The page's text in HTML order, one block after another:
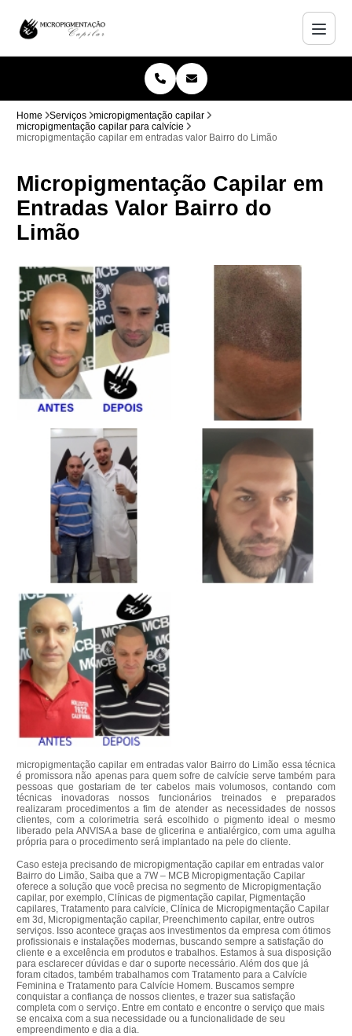
Home Serviços
micropigmentação capilar
micropigmentação capilar para calvície
micropigmentação capilar em entradas valor Bairro do Limão
Micropigmentação Capilar em
Entradas Valor Bairro do
Limão
micropigmentação capilar em entradas valor Bairro do Limão essa técnica
é promissora não apenas para quem sofre de calvície serve também para
pessoas que gostariam de ter cabelos mais volumosos, contando com
técnicas inovadoras nossos funcionários treinados e preparados
realizaram procedimentos a fim de atender as necessidades de nossos
clientes, com a colorimetria será escolhido o pigmento ideal o mesmo
liberado pela ANVISA a base de glicerina e antialérgico, com uma agulha
própria para o procedimento será implantado na pele do cliente.
Caso esteja precisando de micropigmentação capilar em entradas valor
Bairro do Limão, Saiba que a 7W – MCB Micropigmentação Capilar
oferece a solução que você precisa no segmento de Micropigmentação
capilar, por exemplo, Clínicas de pigmentação capilar, Pigmentação
capilares, Tratamento para calvície, Clínica de Micropigmentação Capilar
em 3d, Micropigmentação capilar, Preenchimento capilar, entre outros
serviços. Isso acontece graças aos investimentos da empresa com ótimos
profissionais e instalações modernas, buscando sempre a satisfação do
cliente e a excelência em produtos e trabalhos. Estamos à sua disposição
para esclarecer dúvidas e dar o suporte necessário. Além dos que já
foram citados, também trabalhamos com Tratamento para a Calvície
Feminina e Tratamento para Calvície Homem. Buscamos sempre
conquistar a confiança de nossos clientes, e trazer sua satisfação
completa com o serviço. Entre em contato e encontre o serviço que mais
se encaixa com a sua necessidade ou a funcionalidade de seu
empreendimento e dia a dia.